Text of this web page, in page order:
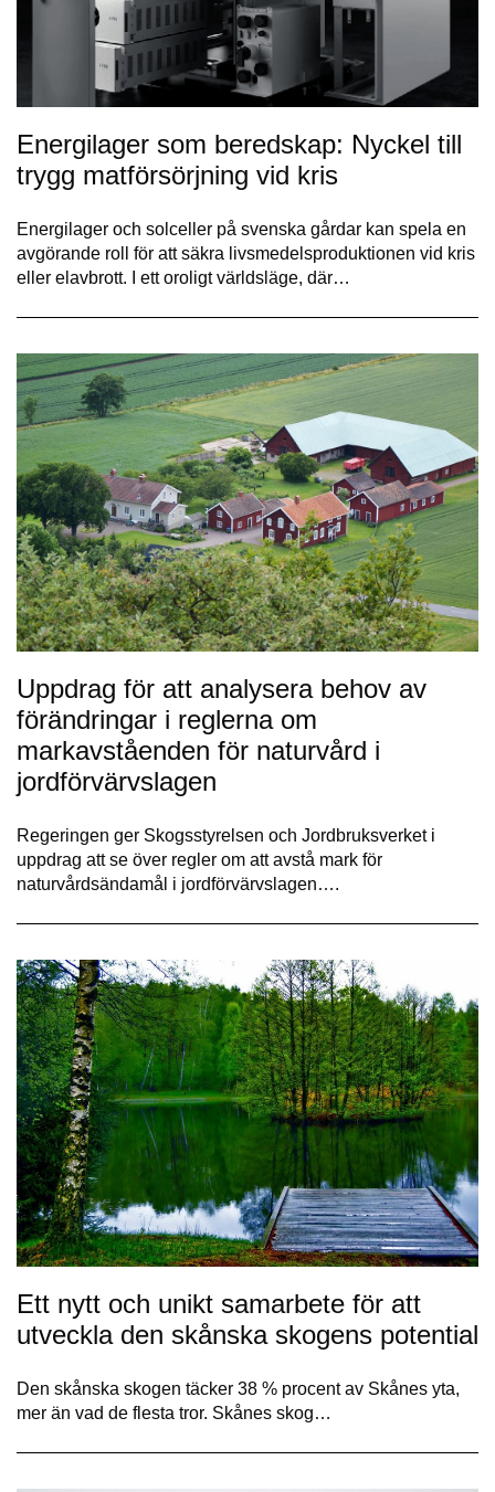
Energilager som beredskap: Nyckel till
trygg matförsörjning vid kris
Energilager och solceller på svenska gårdar kan spela en
avgörande roll för att säkra livsmedelsproduktionen vid kris
eller elavbrott. I ett oroligt världsläge, där…
Uppdrag för att analysera behov av
förändringar i reglerna om
markavståenden för naturvård i
jordförvärvslagen
Regeringen ger Skogsstyrelsen och Jordbruksverket i
uppdrag att se över regler om att avstå mark för
naturvårdsändamål i jordförvärvslagen….
Ett nytt och unikt samarbete för att
utveckla den skånska skogens potential
Den skånska skogen täcker 38 % procent av Skånes yta,
mer än vad de flesta tror. Skånes skog…